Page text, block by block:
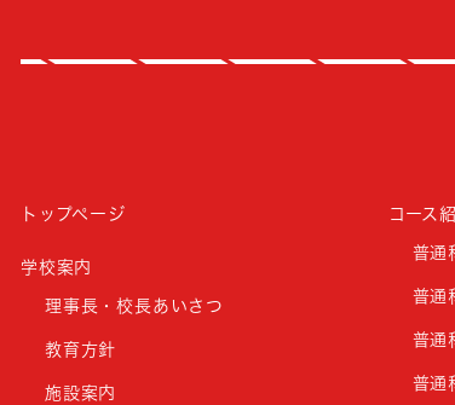
トップページ
学校案内
理事長・校長あいさつ
教育方針
施設案内
コース
普通
普通
普通
普通